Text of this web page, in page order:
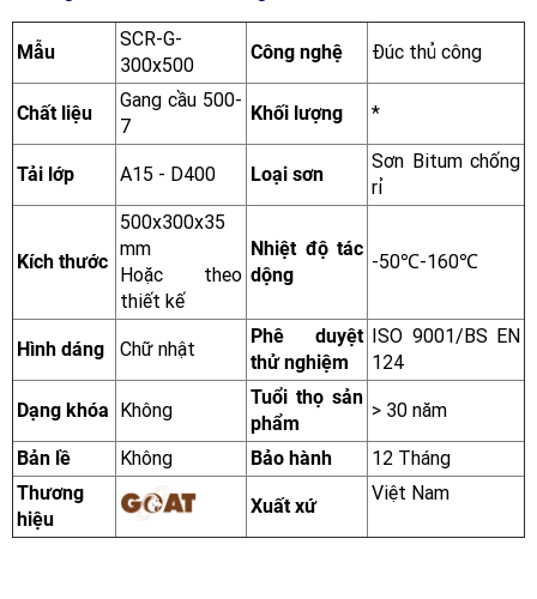
Mẫu
SCR-G-
300x500
Công nghệ Đúc thủ công
Chất liệu
Gang cầu 500-
7
Khối lượng *
Tải lớp A15 - D400 Loại sơn
Sơn Bitum chống
rỉ
Kích thước
500x300x35
mm
Hoặc theo
thiết kế
Nhiệt độ tác
dộng
-50℃-160℃
Hình dáng Chữ nhật
Phê duyệt
thử nghiệm
ISO 9001/BS EN
124
Dạng khóa Không
Tuổi thọ sản
phẩm
> 30 năm
Bản lề Không Bảo hành
12 Tháng
Thương
hiệu
Xuất xứ
Việt Nam